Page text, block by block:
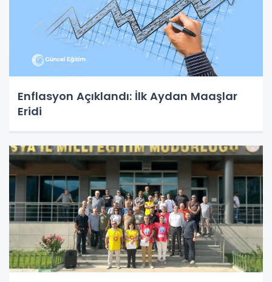
Enflasyon Açıklandı: İlk Aydan Maaşlar
Eridi